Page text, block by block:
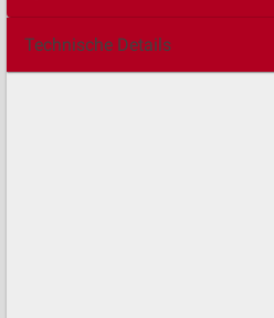
Technische Details